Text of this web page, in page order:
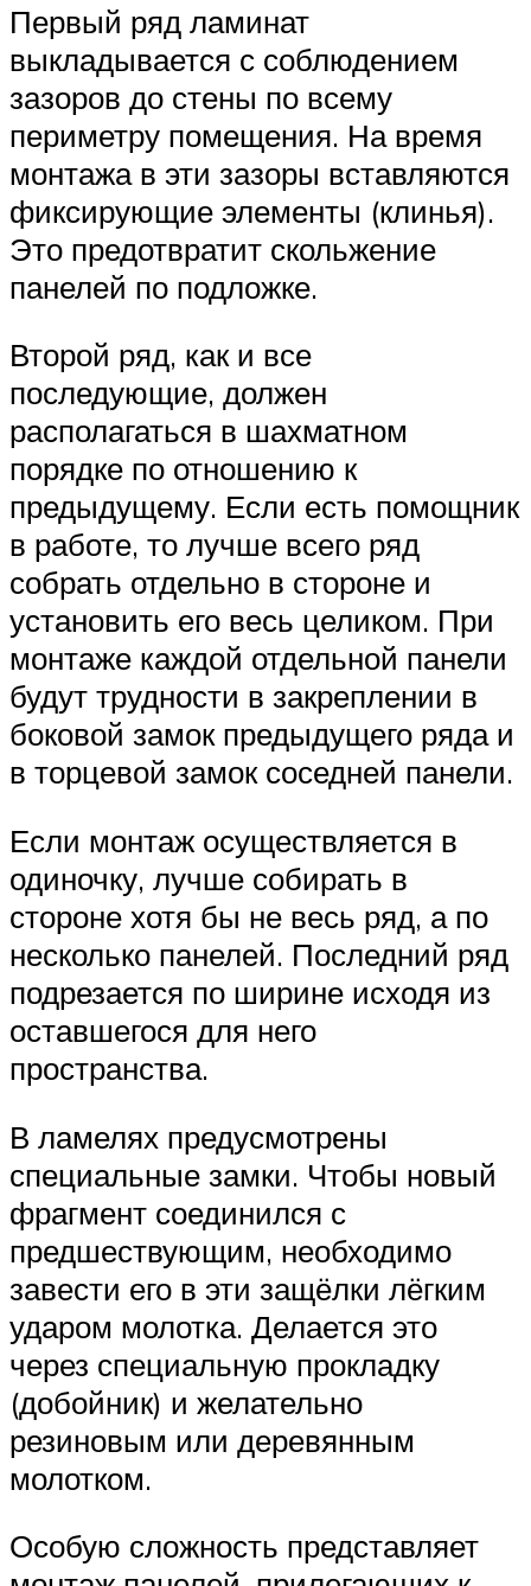
Первый ряд ламинат
выкладывается с соблюдением
зазоров до стены по всему
периметру помещения. На время
монтажа в эти зазоры вставляются
фиксирующие элементы (клинья).
Это предотвратит скольжение
панелей по подложке.
Второй ряд, как и все
последующие, должен
располагаться в шахматном
порядке по отношению к
предыдущему. Если есть помощник
в работе, то лучше всего ряд
собрать отдельно в стороне и
установить его весь целиком. При
монтаже каждой отдельной панели
будут трудности в закреплении в
боковой замок предыдущего ряда и
в торцевой замок соседней панели.
Если монтаж осуществляется в
одиночку, лучше собирать в
стороне хотя бы не весь ряд, а по
несколько панелей. Последний ряд
подрезается по ширине исходя из
оставшегося для него
пространства.
В ламелях предусмотрены
специальные замки. Чтобы новый
фрагмент соединился с
предшествующим, необходимо
завести его в эти защёлки лёгким
ударом молотка. Делается это
через специальную прокладку
(добойник) и желательно
резиновым или деревянным
молотком.
Особую сложность представляет